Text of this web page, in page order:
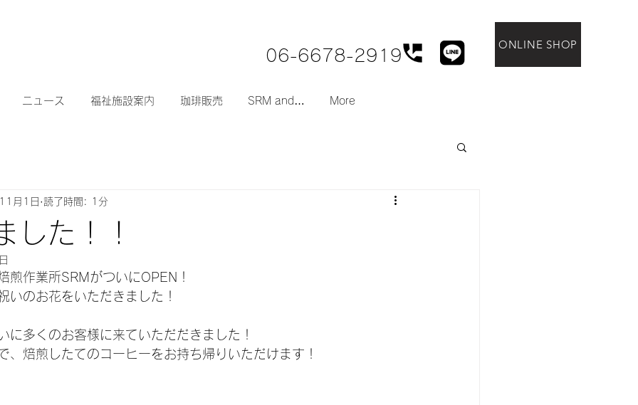
06-6678-2919
ONLINE SHOP
ニュース 福祉施設案内 珈琲販売 SRM and… More
した！！
月1日 読了時間: 1分
煎作業所SRMがついにOPEN！
いのお花をいただきました！
に多くのお客様に来ていただだきました！
、焙煎したてのコーヒーをお持ち帰りいただけます！